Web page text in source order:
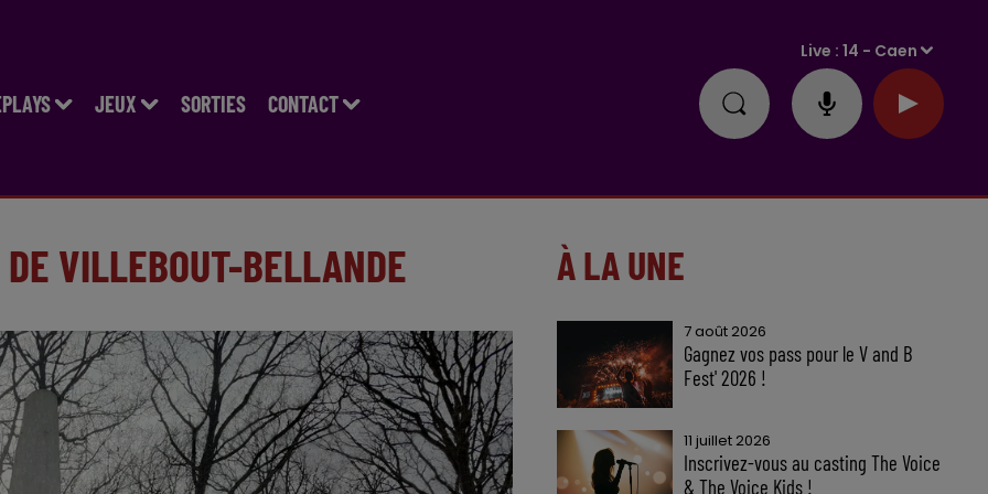
JEUX SORTIES CONTACT
Live :14 - Caen
VILLEBOUT-BELLANDE À LA UNE
7 août 2026
Gagnez vos pass pour le V and B
Fest' 2026 !
11 juillet 2026
Inscrivez-vous au casting The Voice
& The Voice Kids !